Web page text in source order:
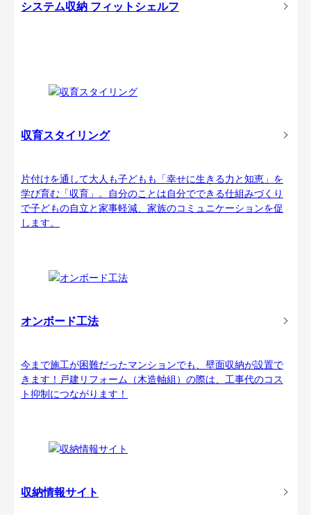
システム収納 フィットシェルフ
収育スタイリング
片付けを通して大人も子どもも「幸せに生きる力と知恵」を
学び育む「収育」。自分のことは自分でできる仕組みづくり
で子どもの自立と家事軽減、家族のコミュニケーションを促
します。
オンボード工法
今まで施工が困難だったマンションでも、壁面収納が設置で
きます！戸建リフォーム（木造軸組）の際は、工事代のコス
ト抑制につながります！
収納情報サイト